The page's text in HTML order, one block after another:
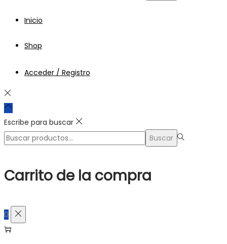
Inicio
Shop
Acceder / Registro
Escribe para buscar
Búsqueda
Buscar
Carrito de la compra
0